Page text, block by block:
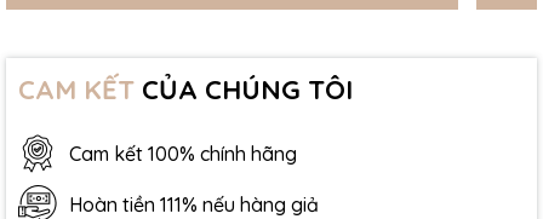
CAM KẾT CỦA CHÚNG TÔI
Cam kết 100% chính hãng
Hoàn tiền 111% nếu hàng giả